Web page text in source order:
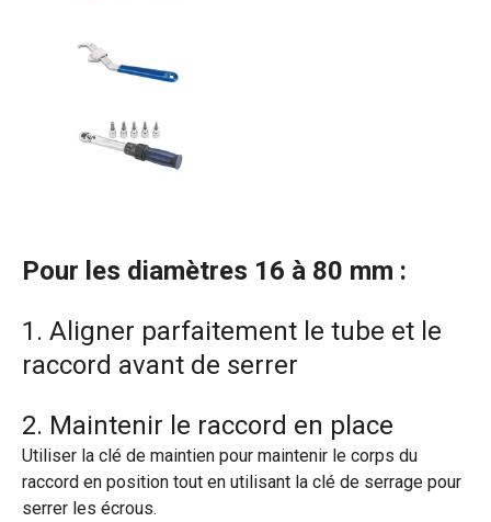
Pour les diamètres 16 à 80 mm :
1. Aligner parfaitement le tube et le
raccord avant de serrer
2. Maintenir le raccord en place
Utiliser la clé de maintien pour maintenir le corps du
raccord en position tout en utilisant la clé de serrage pour
serrer les écrous.